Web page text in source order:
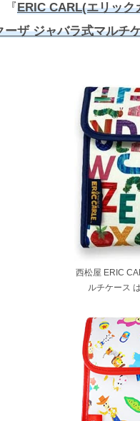
『ERIC CARL(エリック
ーザ ジャバラ式マルチ
西松屋 ERIC
ルチケース